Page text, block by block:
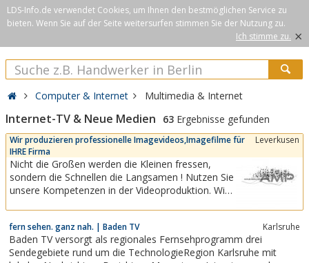
LDS-Info.de verwendet Cookies, um Ihnen den bestmöglichen Service zu
bieten. Wenn Sie auf der Seite weitersurfen stimmen Sie der Nutzung zu.
Ich stimme zu. ×
Computer & Internet Multimedia & Internet
Internet-TV & Neue Medien 63 Ergebnisse gefunden
Wir produzieren professionelle Imagevideos,Imagefilme für
IHRE Firma
Leverkusen
Nicht die Großen werden die Kleinen fressen,
sondern die Schnellen die Langsamen ! Nutzen Sie
unsere Kompetenzen in der Videoproduktion. Wir
Messe- , Produkt- und Firmenpräsentationen.
Webvideos mit überzeugender
Kommunikationsqualität bei...
fern sehen. ganz nah. | Baden TV Karlsruhe
Baden TV versorgt als regionales Fernsehprogramm drei
Sendegebiete rund um die TechnologieRegion Karlsruhe mit